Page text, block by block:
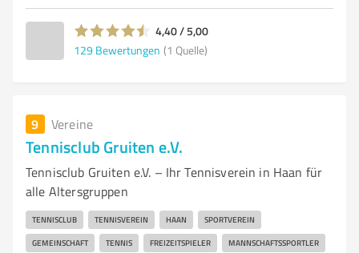
4,40 / 5,00
129 Bewertungen (1 Quelle)
9 Vereine
Tennisclub Gruiten e.V.
Tennisclub Gruiten e.V. – Ihr Tennisverein in Haan für
alle Altersgruppen
TENNISCLUB TENNISVEREIN HAAN SPORTVEREIN
GEMEINSCHAFT TENNIS FREIZEITSPIELER MANNSCHAFTSSPORTLER